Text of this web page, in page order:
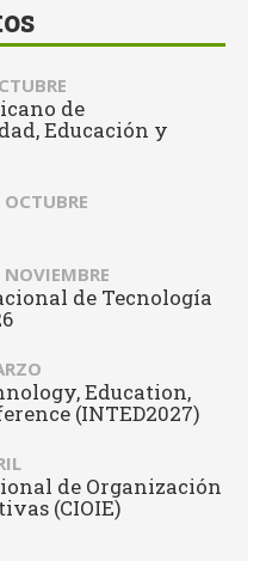
de
Educación y
NOVIEMBRE
de Tecnología
Education,
(INTED2027)
de Organización
(CIOIE)